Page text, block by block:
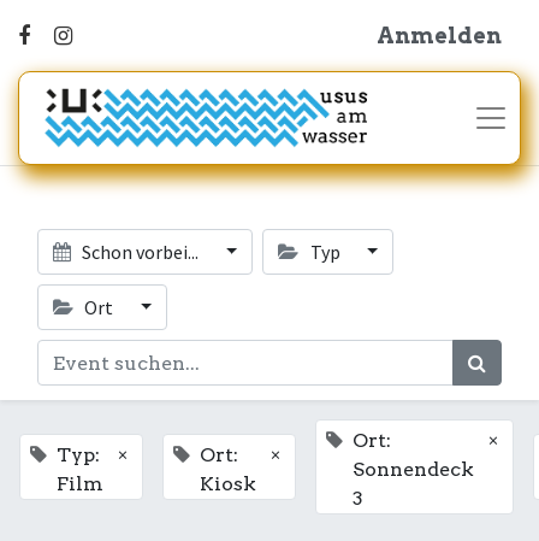
Anmelden
Schon vorbei... Typ
Ort
Typ:
Film
×
Ort:
Kiosk
×
Ort:
Sonnendeck
3
×